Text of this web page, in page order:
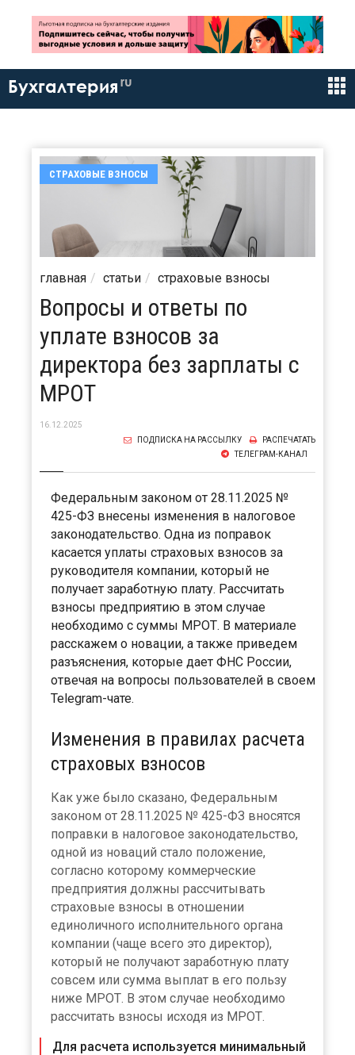
Бухгалтерия ru
СТРАХОВЫЕ ВЗНОСЫ
главная статьи страховые взносы
Вопросы и ответы по
уплате взносов за
директора без зарплаты с
МРОТ
16.12.2025
РАСПЕЧАТАТЬ
ПОДПИСКА НА РАССЫЛКУ
ТЕЛЕГРАМ-КАНАЛ
Федеральным законом от 28.11.2025 №
425-ФЗ внесены изменения в налоговое
законодательство. Одна из поправок
касается уплаты страховых взносов за
руководителя компании, который не
получает заработную плату. Рассчитать
взносы предприятию в этом случае
необходимо с суммы МРОТ. В материале
расскажем о новации, а также приведем
разъяснения, которые дает ФНС России,
отвечая на вопросы пользователей в своем
Telegram-чате.
Изменения в правилах расчета
страховых взносов
Как уже было сказано, Федеральным
законом от 28.11.2025 № 425-ФЗ вносятся
поправки в налоговое законодательство,
одной из новаций стало положение,
согласно которому коммерческие
предприятия должны рассчитывать
страховые взносы в отношении
единоличного исполнительного органа
компании (чаще всего это директор),
который не получают заработную плату
совсем или сумма выплат в его пользу
ниже МРОТ. В этом случае необходимо
рассчитать взносы исходя из МРОТ.
Для расчета используется минимальный